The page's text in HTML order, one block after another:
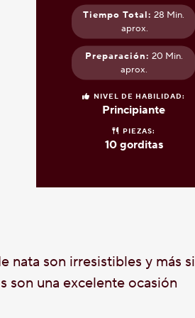
Tiempo Total: 28 Min.
aprox.
Preparación: 20 Min.
aprox.
NIVEL DE HABILIDAD:
Principiante
PIEZAS:
10 gorditas
nata son irresistibles y más si
son una excelente ocasión